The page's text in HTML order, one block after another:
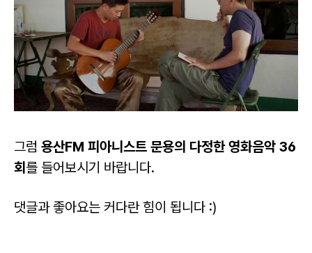
그럼 용산FM 피아니스트 문용의 다정한 영화음악 36
회 를 들어보시기 바랍니다.
댓글과 좋아요는 커다란 힘이 됩니다 :)